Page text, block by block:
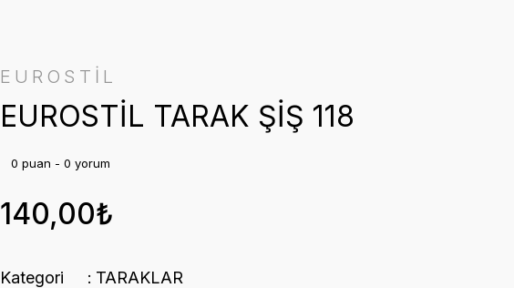
EUROSTİL
EUROSTİL TARAK ŞİŞ 118
0 puan - 0 yorum
140,00₺
Kategori
TARAKLAR